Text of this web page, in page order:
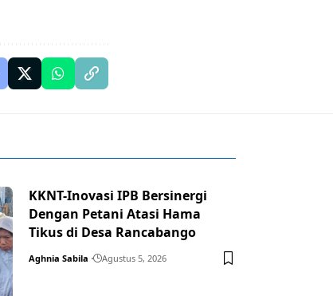
KKNT-Inovasi IPB Bersinergi
Dengan Petani Atasi Hama
Tikus di Desa Rancabango
Aghnia Sabila Agustus 5, 2026